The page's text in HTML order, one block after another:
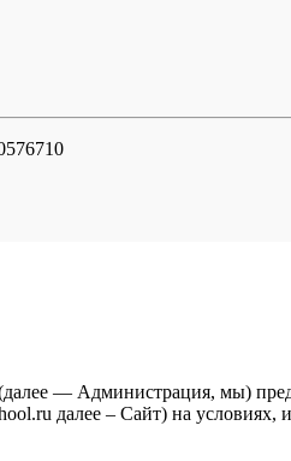
— Администрация, мы)
далее – Сайт) на